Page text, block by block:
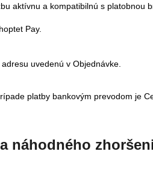
aktívnu a kompatibilnú s platobnou
Pay.
uvedenú v Objednávke.
platby bankovým prevodom je
náhodného